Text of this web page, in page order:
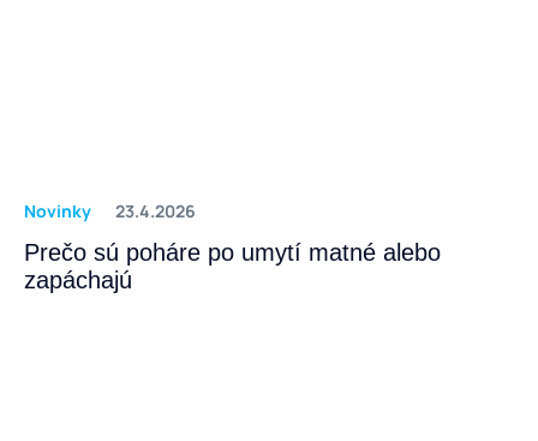
Novinky 23.4.2026
Prečo sú poháre po umytí matné alebo
zapáchajú